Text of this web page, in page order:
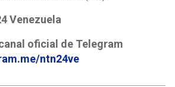
Venezuela
oficial de Telegram
ntn24ve